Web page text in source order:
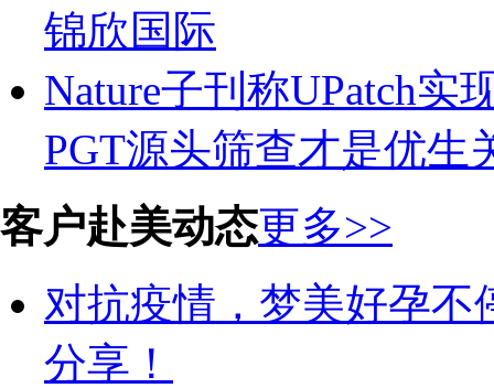
锦欣国际
Nature子刊称UPatch
PGT源头筛查才是优生
客户赴美动态更多>>
对抗疫情，梦美好孕
分享！